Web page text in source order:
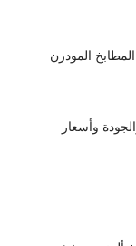
المودرن
وأسعار